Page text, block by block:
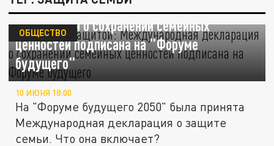
Семья под защитой: Международная
декларация о сохранении семейных
ценностей подписана на "Форуме
будущего"
ОБЩЕСТВО
10 ИЮНЯ 18:00
На "Форуме будущего 2050" была принята
Международная декларация о защите
семьи. Что она включает?